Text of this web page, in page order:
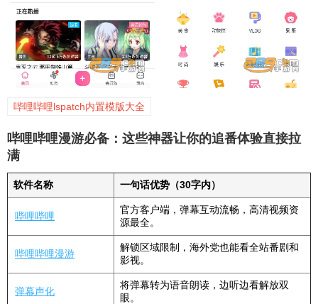
哔哩哔哩lspatch内置模版大全
哔哩哔哩漫游必备：这些神器让你的追番体验直接拉
满
软件名称 一句话优势（30字内）
哔哩哔哩
官方客户端，弹幕互动流畅，高清视频资
源最全。
哔哩哔哩漫游
解锁区域限制，海外党也能看全站番剧和
影视。
弹幕声化
将弹幕转为语音朗读，边听边看解放双
眼。